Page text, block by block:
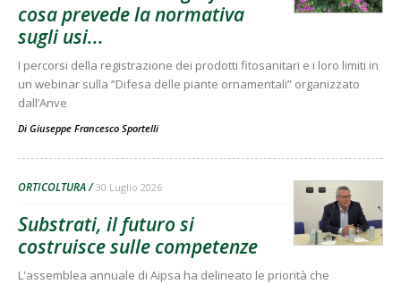
cosa prevede la normativa
sugli usi...
I percorsi della registrazione dei prodotti fitosanitari e i loro limiti in
un webinar sulla “Difesa delle piante ornamentali” organizzato
dall’Anve
Di Giuseppe Francesco Sportelli
ORTICOLTURA 30 Luglio 2026
Substrati, il futuro si
costruisce sulle competenze
L'assemblea annuale di Aipsa ha delineato le priorità che